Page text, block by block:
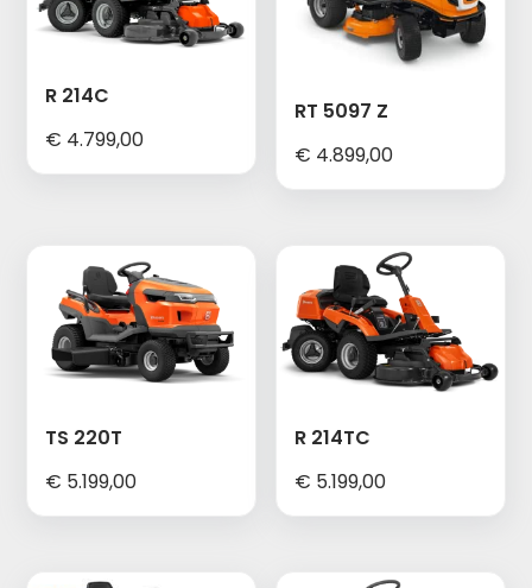
R 214C
€ 4.799,00
RT 5097 Z
€ 4.899,00
TS 220T
€ 5.199,00
R 214TC
€ 5.199,00